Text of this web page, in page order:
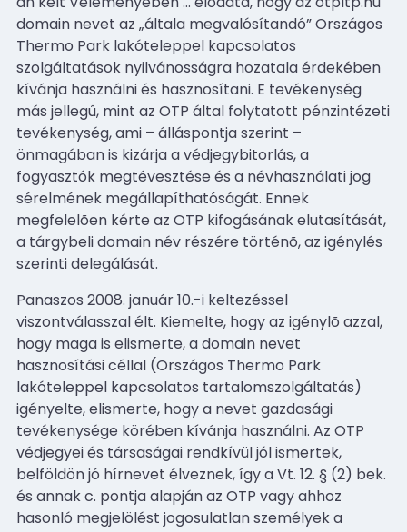
domain nevet az „általa megvalósítandó” Országos
Thermo Park lakóteleppel kapcsolatos
szolgáltatások nyilvánosságra hozatala érdekében
kívánja használni és hasznosítani. E tevékenység
más jellegû, mint az OTP által folytatott pénzintézeti
tevékenység, ami – álláspontja szerint –
önmagában is kizárja a védjegybitorlás, a
fogyasztók megtévesztése és a névhasználati jog
sérelmének megállapíthatóságát. Ennek
megfelelõen kérte az OTP kifogásának elutasítását,
a tárgybeli domain név részére történõ, az igénylés
szerinti delegálását.
Panaszos 2008. január 10.-i keltezéssel
viszontválasszal élt. Kiemelte, hogy az igénylõ azzal,
hogy maga is elismerte, a domain nevet
hasznosítási céllal (Országos Thermo Park
lakóteleppel kapcsolatos tartalomszolgáltatás)
igényelte, elismerte, hogy a nevet gazdasági
tevékenysége körében kívánja használni. Az OTP
védjegyei és társaságai rendkívül jól ismertek,
belföldön jó hírnevet élveznek, így a Vt. 12. § (2) bek.
és annak c. pontja alapján az OTP vagy ahhoz
hasonló megjelölést jogosulatlan személyek a